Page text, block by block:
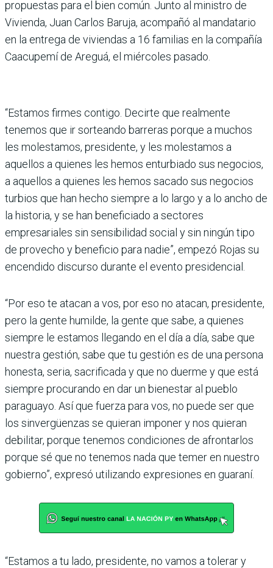
propuestas para el bien común. Junto al ministro de
Vivienda, Juan Carlos Baruja, acompañó al mandatario
en la entrega de viviendas a 16 familias en la compañía
Caacupemí de Areguá, el miércoles pasado.
“Estamos firmes contigo. Decirte que realmente
tenemos que ir sorteando barreras porque a muchos
les molestamos, presidente, y les molestamos a
aquellos a quienes les hemos enturbiado sus negocios,
a aquellos a quienes les hemos sacado sus negocios
turbios que han hecho siempre a lo largo y a lo ancho de
la historia, y se han beneficiado a sectores
empresariales sin sensibilidad social y sin ningún tipo
de provecho y beneficio para nadie”, empezó Rojas su
encendido discurso durante el evento presidencial.
“Por eso te atacan a vos, por eso no atacan, presidente,
pero la gente humilde, la gente que sabe, a quienes
siempre le estamos llegando en el día a día, sabe que
nuestra gestión, sabe que tu gestión es de una persona
honesta, seria, sacrificada y que no duerme y que está
siempre procurando en dar un bienestar al pueblo
paraguayo. Así que fuerza para vos, no puede ser que
los sinvergüenzas se quieran imponer y nos quieran
debilitar, porque tenemos condiciones de afrontarlos
porque sé que no tenemos nada que temer en nuestro
gobierno”, expresó utilizando expresiones en guaraní.
“Estamos a tu lado, presidente, no vamos a tolerar y